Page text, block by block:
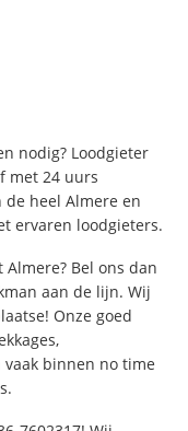
nodig? Loodgieter
met 24 uurs
heel Almere en
ervaren loodgieters.
Bel ons dan
aan de lijn. Wij
Onze goed
binnen no time